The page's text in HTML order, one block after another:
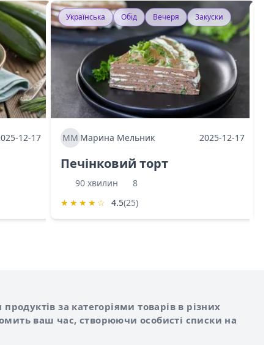
12-17
Українська Обід Вечеря Закуски
МММарина Мельник 2025-12-17
Печінковий торт
90 хвилин
8
★ ★ ★ ★ ☆ 4.5(25)
за категоріями товарів в різних
ваш час, створюючи особисті списки на